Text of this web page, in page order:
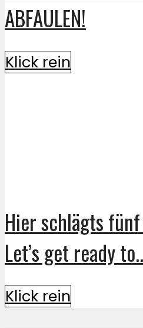
ABFAULEN!
Klick rein
Hier schlägts
Let’s get ready
Klick rein